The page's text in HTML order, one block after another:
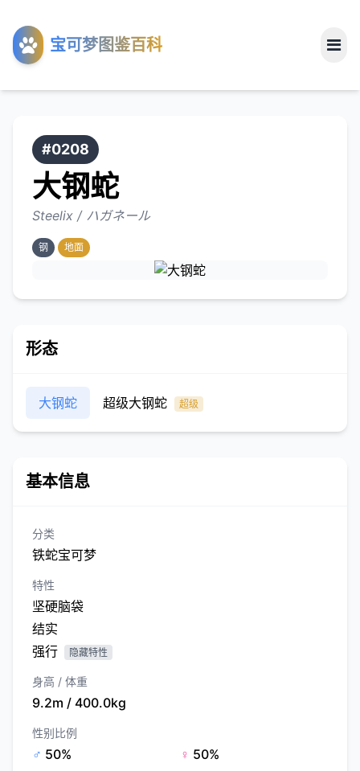
宝可梦图鉴百科
工具
关于
#0208
大钢蛇
Steelix / ハガネール
钢 地面
形态
大钢蛇 超级大钢蛇 超级
基本信息
分类
铁蛇宝可梦
特性
坚硬脑袋
结实
强行
隐藏特性
身高 / 体重
9.2m / 400.0kg
性别比例
♂ 50% ♀ 50%